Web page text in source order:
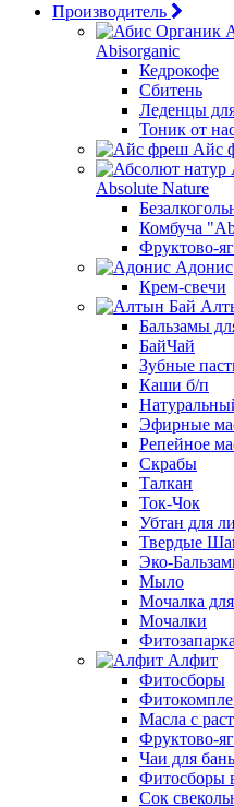
Производитель
Abisorganic
Кедрокофе
Сбитень
Леденцы
Тоник от
Айс
Absolute Nature
Комбуча
Фруктово-
Адонис
Крем-свечи
Бальзамы
БайЧай
Зубные
Каши б/п
Эфирные
Репейное
Скрабы
Талкан
Ток-Чок
Убтан для
Твердые
Эко-
Мыло
Мочалка
Мочалки
Фитозапарка
Алфит
Фитосборы
Масла с
Фруктово-
Чаи для бань
Фитосборы
Сок